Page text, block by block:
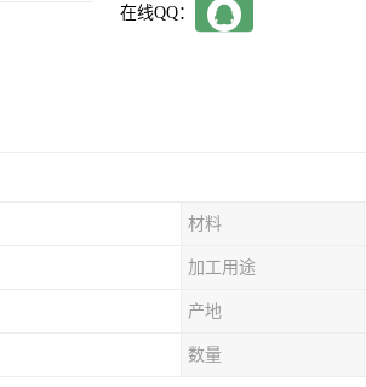
在线QQ：
材料
加工用途
产地
数量